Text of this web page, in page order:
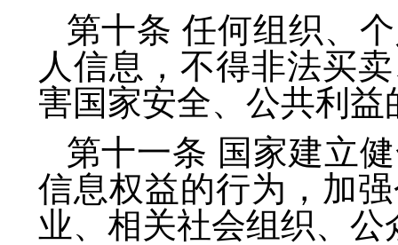
第十条 任何组织、
人信息，不得非法买
害国家安全、公共利
第十一条 国家建立
信息权益的行为，加
业、相关社会组织、